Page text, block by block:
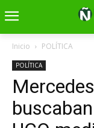
Inicio POLÍTICA
POLÍTICA